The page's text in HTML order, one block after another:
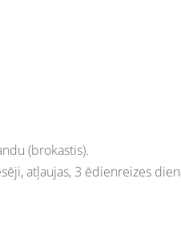
(brokastis).
atļaujas, 3 ēdienreizes